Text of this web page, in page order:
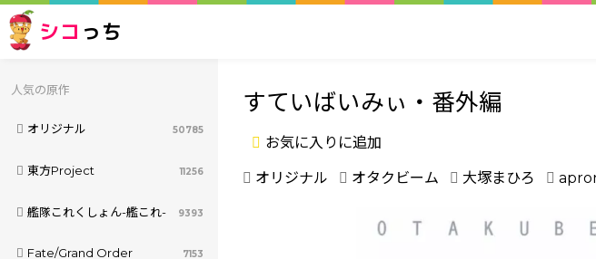
シコ っち
人気の原作
オリジナル 50785
東方Project 11256
艦隊これくしょん-艦これ- 9393
Fate/Grand Order 7153
すていばいみぃ・番外編
お気に入りに追加
オリジナル オタクビーム 大塚まひろ